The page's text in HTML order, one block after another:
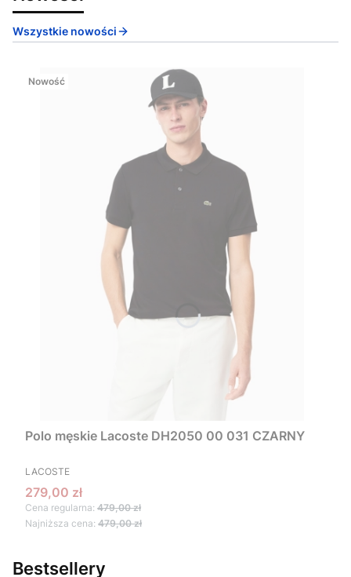
Wszystkie nowości
Nowość
Polo męskie Lacoste DH2050 00 031 CZARNY
PRODUCENT
LACOSTE
Cena promocyjna
279,00 zł
Cena regularna: 479,00 zł
Najniższa cena: 479,00 zł
Bestsellery